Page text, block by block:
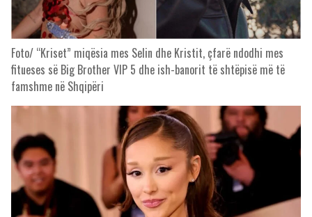
Foto/ “Kriset” miqësia mes Selin dhe Kristit, çfarë ndodhi mes
fitueses së Big Brother VIP 5 dhe ish-banorit të shtëpisë më të
famshme në Shqipëri